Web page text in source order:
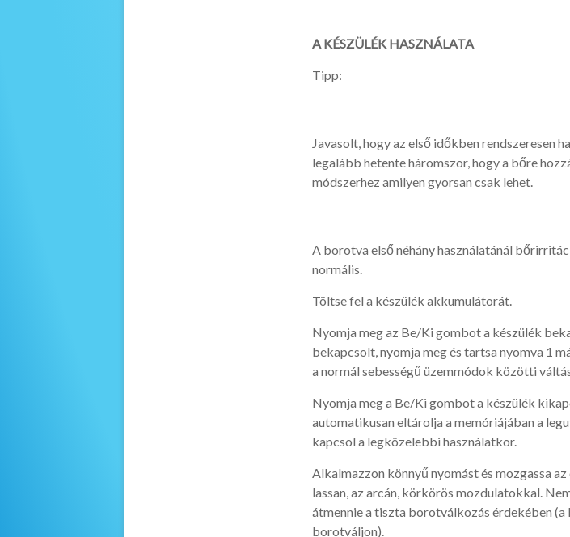
A KÉSZÜLÉK HASZNÁLATA
Tipp:
Javasolt, hogy az első időkben rendszeresen
legalább hetente háromszor, hogy a bőre
módszerhez amilyen gyorsan csak lehet.
A borotva első néhány használatánál
normális.
Töltse fel a készülék akkumulátorát.
Nyomja meg az Be/Ki gombot a készülék
bekapcsolt, nyomja meg és tartsa nyomva 1
a normál sebességű üzemmódok közötti
Nyomja meg a Be/Ki gombot a készülék
automatikusan eltárolja a memóriájában a
kapcsol a legközelebbi használatkor.
Alkalmazzon könnyű nyomást és mozgassa
lassan, az arcán, körkörös mozdulatokkal.
átmennie a tiszta borotválkozás érdekében
borotváljon).